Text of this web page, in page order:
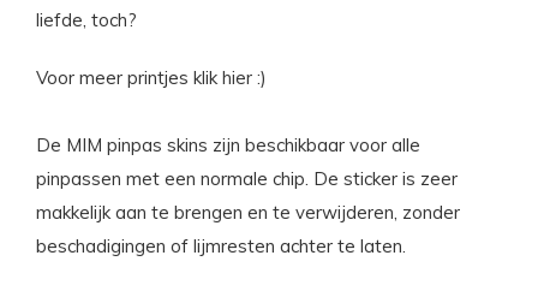
liefde, toch?
Voor meer printjes klikhier :)
De MIM pinpas skins zijn beschikbaar voor alle
pinpassen met een normale chip. De sticker is zeer
makkelijk aan te brengen en te verwijderen, zonder
beschadigingen of lijmresten achter te laten.